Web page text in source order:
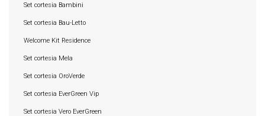
Set cortesia Bambini
Set cortesia Bau-Letto
Welcome Kit Residence
Set cortesia Mela
Set cortesia OroVerde
Set cortesia EverGreen Vip
Set cortesia Vero EverGreen